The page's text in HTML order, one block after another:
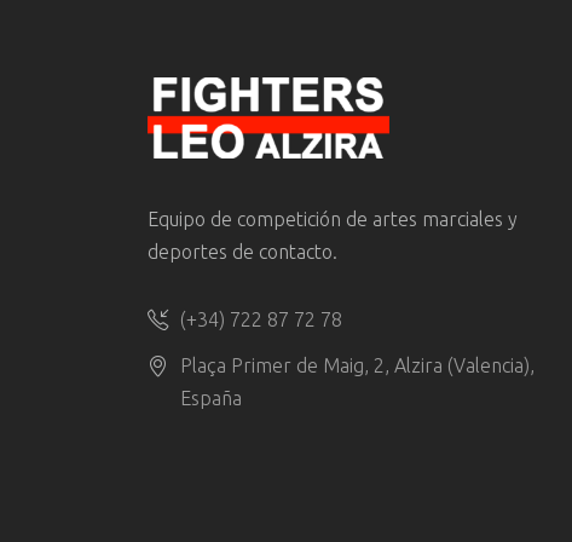
Equipo de competición de artes marciales y
deportes de contacto.
(+34) 722 87 72 78
Plaça Primer de Maig, 2, Alzira (Valencia),
España